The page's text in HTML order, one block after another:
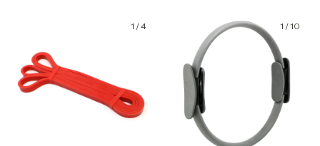
1 /4 1 /10